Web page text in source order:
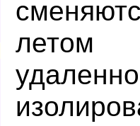
летом